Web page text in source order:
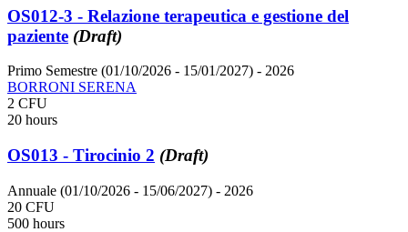
OS012-3 - Relazione terapeutica e gestione del
paziente (Draft)
Primo Semestre (01/10/2026 - 15/01/2027) - 2026
BORRONI SERENA
2 CFU
20 hours
OS013 - Tirocinio 2 (Draft)
Annuale (01/10/2026 - 15/06/2027) - 2026
20 CFU
500 hours